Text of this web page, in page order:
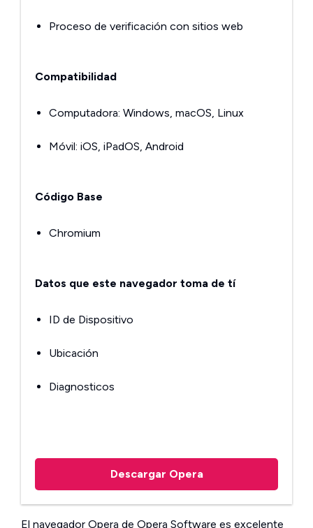
Proceso de verificación con sitios web
Compatibilidad
Computadora: Windows, macOS, Linux
Móvil: iOS, iPadOS, Android
Código Base
Chromium
Datos que este navegador toma de tí
ID de Dispositivo
Ubicación
Diagnosticos
Descargar Opera
El navegador Opera de Opera Software es excelente